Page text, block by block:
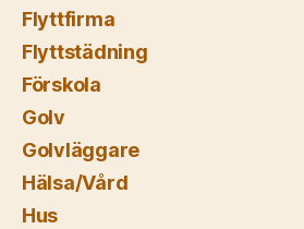
Flyttfirma
Flyttstädning
Förskola
Golv
Golvläggare
Hälsa/Vård
Hus